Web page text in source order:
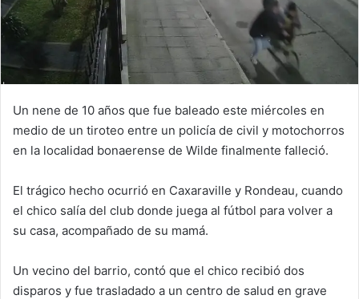
Un nene de 10 años que fue baleado este miércoles en
medio de un tiroteo entre un policía de civil y motochorros
en la localidad bonaerense de Wilde finalmente falleció.
El trágico hecho ocurrió en Caxaraville y Rondeau, cuando
el chico salía del club donde juega al fútbol para volver a
su casa, acompañado de su mamá.
Un vecino del barrio, contó que el chico recibió dos
disparos y fue trasladado a un centro de salud en grave